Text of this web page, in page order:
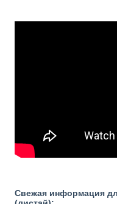
Свежая информация